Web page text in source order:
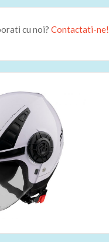
cu noi?Contactati-ne!